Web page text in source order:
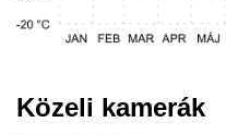
Közeli kamerák